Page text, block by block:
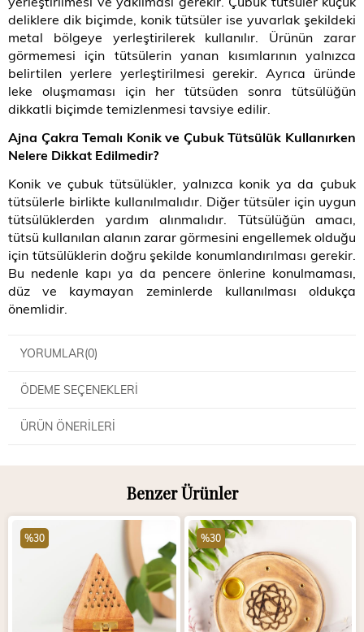
deliklere dik biçimde, konik tütsüler ise yuvarlak şekildeki
metal bölgeye yerleştirilerek kullanılır. Ürünün zarar
görmemesi için tütsülerin yanan kısımlarının yalnızca
belirtilen yerlere yerleştirilmesi gerekir. Ayrıca üründe
leke oluşmaması için her tütsüden sonra tütsülüğün
dikkatli biçimde temizlenmesi tavsiye edilir.
Ajna Çakra Temalı Konik ve Çubuk Tütsülük Kullanırken
Nelere Dikkat Edilmedir?
Konik ve çubuk tütsülükler, yalnızca konik ya da çubuk
tütsülerle birlikte kullanılmalıdır. Diğer tütsüler için uygun
tütsülüklerden yardım alınmalıdır. Tütsülüğün amacı,
tütsü kullanılan alanın zarar görmesini engellemek olduğu
için tütsülüklerin doğru şekilde konumlandırılması gerekir.
Bu nedenle kapı ya da pencere önlerine konulmaması,
düz ve kaymayan zeminlerde kullanılması oldukça
önemlidir.
YORUMLAR(0)
ÖDEME SEÇENEKLERI
ÜRÜN ÖNERILERI
Benzer Ürünler
%30 %30